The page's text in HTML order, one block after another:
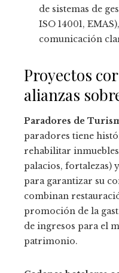
de sistemas de
ISO 14001,
comunicación
Proyectos
alianzas
Paradores de
paradores tiene
rehabilitar
palacios, fortalezas)
para garantizar su
combinan
promoción de la
de ingresos para el
patrimonio.